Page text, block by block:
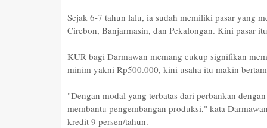
Sejak 6-7 tahun lalu, ia sudah memiliki pasar yang
Cirebon, Banjarmasin, dan Pekalongan. Kini pasar
KUR bagi Darmawan memang cukup signifikan
minim yakni Rp500.000, kini usaha itu makin
"Dengan modal yang terbatas dari perbankan
membantu pengembangan produksi," kata
kredit 9 persen/tahun.